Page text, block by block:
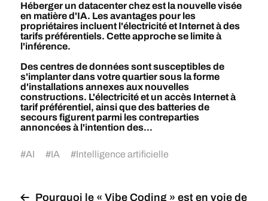
Héberger un datacenter chez est la nouvelle visée
en matière d'IA. Les avantages pour les
propriétaires incluent l'électricité et Internet à des
tarifs préférentiels. Cette approche se limite à
l'inférence.
Des centres de données sont susceptibles de
s'implanter dans votre quartier sous la forme
d'installations annexes aux nouvelles
constructions. L'électricité et un accès Internet à
tarif préférentiel, ainsi que des batteries de
secours figurent parmi les contreparties
annoncées à l'intention des...
#AI #IA #Intelligence artificielle
Pourquoi le « Vibe Coding » est en voie de